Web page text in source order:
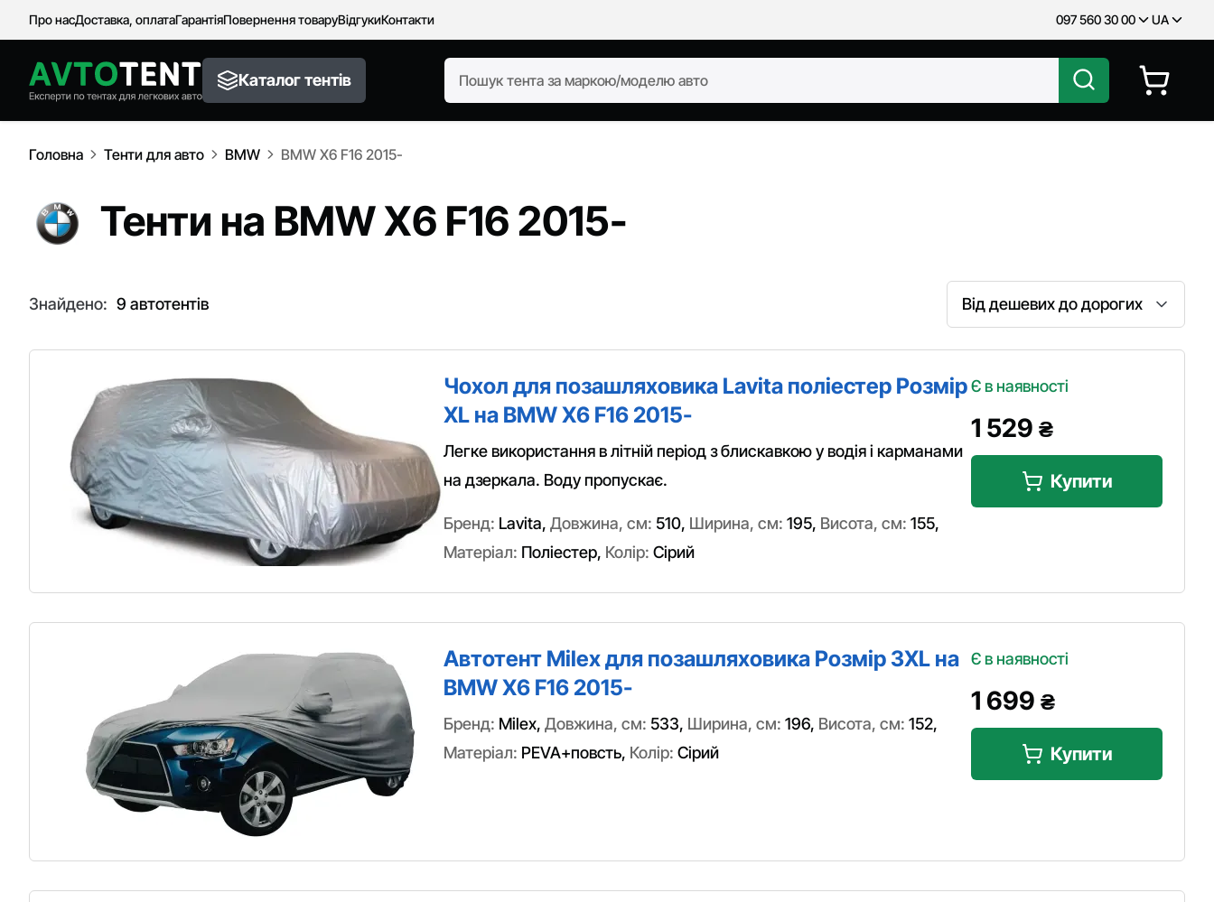
Про насДоставка, оплатаГарантіяПовернення товаруВідгукиКонтакти 097 560 30 00 UA
Каталог тентів
Головна Тенти для авто BMW BMW X6 F16 2015-
Тенти на BMW X6 F16 2015-
Знайдено: 9 автотентів
Сортування
Чохол для позашляховика Lavita поліестер Розмір
XL на BMW X6 F16 2015-
Легке використання в літній період з блискавкою у водія і карманами
на дзеркала. Воду пропускає.
Бренд: Lavita, Довжина, см: 510, Ширина, см: 195, Висота, см: 155,
Матеріал: Поліестер, Колір: Сірий
Є в наявності
1 529 ₴
Купити
Автотент Milex для позашляховика Розмір 3XL на
BMW X6 F16 2015-
Бренд: Milex, Довжина, см: 533, Ширина, см: 196, Висота, см: 152,
Матеріал: PEVA+повсть, Колір: Сірий
Є в наявності
1 699 ₴
Купити